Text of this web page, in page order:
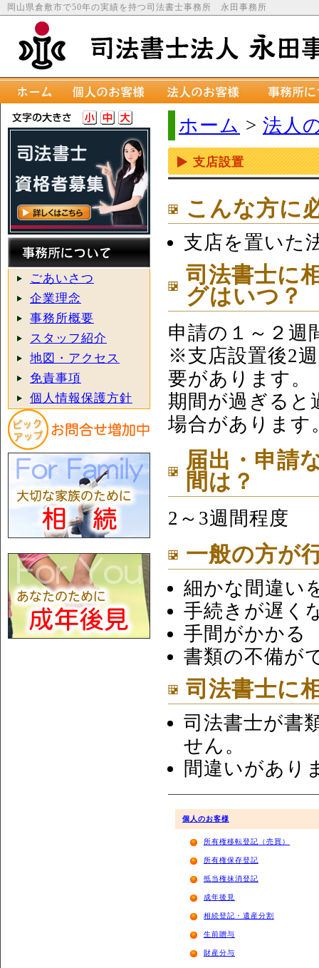
岡山県倉敷市で50年の実績を持つ司法書士事務所 永田事務所
ホーム > 法人
支店設置
こんな方に
支店を置いた
司法書士に
グはいつ？
申請の１～２週
※支店設置後2
要があります。
期間が過ぎると
場合があります
届出・申請
間は？
2～3週間程度
一般の方が
細かな間違い
手続きが遅く
手間がかかる
書類の不備が
司法書士に
司法書士が書
せん。
間違いがあり
個人のお客様
所有権移転登記（売買）
所有権保存登記
抵当権抹消登記
成年後見
相続登記・遺産分割
生前贈与
財産分与
ごあいさつ
企業理念
事務所概要
スタッフ紹介
地図・アクセス
免責事項
個人情報保護方針